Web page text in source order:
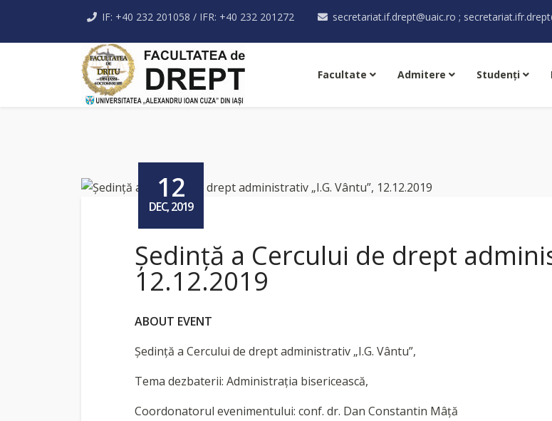
IF: +40 232 201058 / IFR: +40 232 201272 secretariat.if.drept@uaic.ro ;
Facultate Admitere Studenţi
12
DEC, 2019
Şedință a Cercului de drept
12.12.2019
ABOUT EVENT
Şedință a Cercului de drept administrativ „I.G. Vântu”,
Tema dezbaterii: Administrația bisericească,
Coordonatorul evenimentului: conf. dr. Dan Constantin Mâță